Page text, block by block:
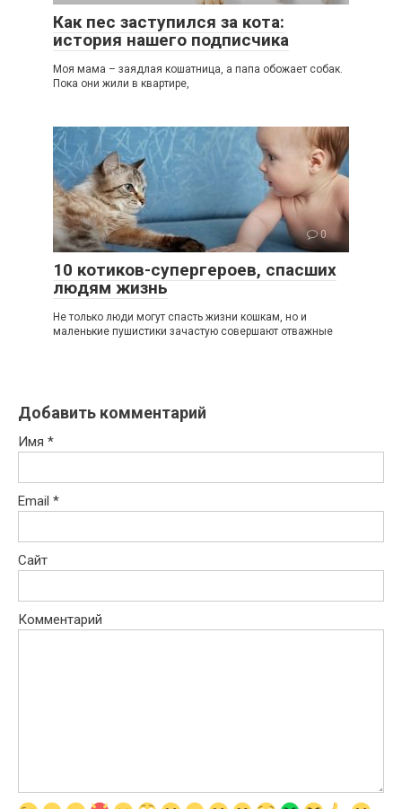
Как пес заступился за кота:
история нашего подписчика
Моя мама – заядлая кошатница, а папа обожает собак.
Пока они жили в квартире,
0
10 котиков-супергероев, спасших
людям жизнь
Не только люди могут спасть жизни кошкам, но и
маленькие пушистики зачастую совершают отважные
Добавить комментарий
Имя *
Email *
Сайт
Комментарий